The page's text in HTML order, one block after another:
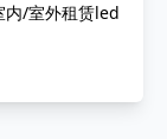
/室外租赁led